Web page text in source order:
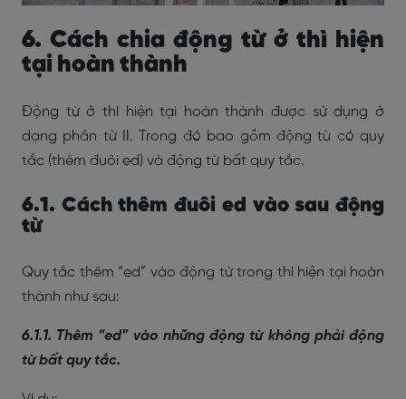
6. Cách chia động từ ở thì hiện
tại hoàn thành
Động từ ở thì hiện tại hoàn thành được sử dụng ở
dạng phân từ II. Trong đó bao gồm động từ có quy
tắc (thêm đuôi ed) và động từ bất quy tắc.
6.1. Cách thêm đuôi ed vào sau động
từ
Quy tắc thêm “ed” vào động từ trong thì hiện tại hoàn
thành như sau:
6.1.1. Thêm “ed” vào những động từ không phải động
từ bất quy tắc.